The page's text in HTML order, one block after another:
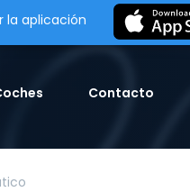
la aplicación
Contacto